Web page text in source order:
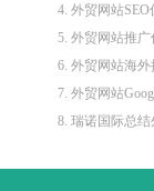
4. 外贸网站SEO
5. 外贸网站推广
6. 外贸网站海外
7. 外贸网站
8. 瑞诺国际总结